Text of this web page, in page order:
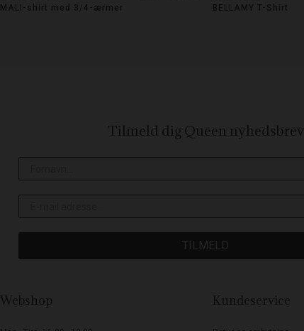
MALI-shirt med 3/4-ærmer BELLAMY T-Shirt
Tilmeld dig Queen nyhedsbrev
TILMELD
Webshop Kundeservice